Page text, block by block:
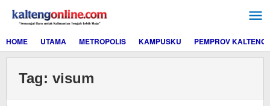
konten
HOME
UTAMA METROPOLIS KAMPUSKU PEMPROV KALTENG
Tag: visum